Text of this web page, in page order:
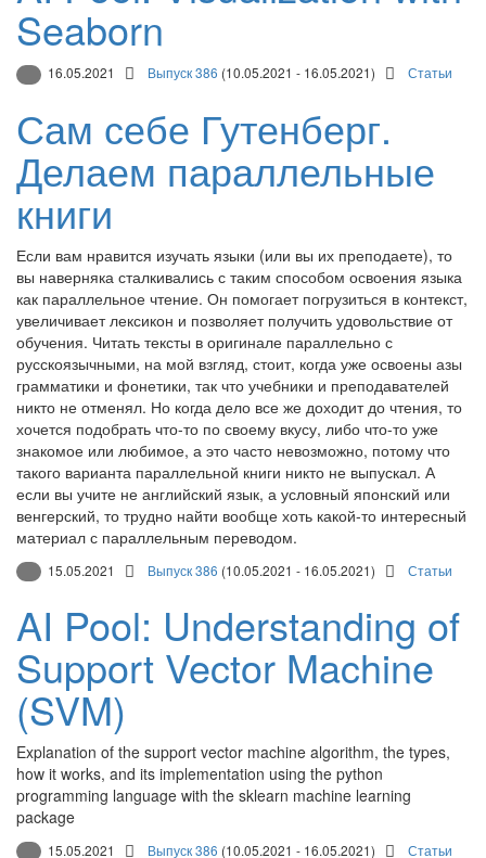
Seaborn
16.05.2021 Выпуск 386 (10.05.2021 - 16.05.2021) Статьи
Сам себе Гутенберг.
Делаем параллельные
книги
Если вам нравится изучать языки (или вы их преподаете), то
вы наверняка сталкивались с таким способом освоения языка
как параллельное чтение. Он помогает погрузиться в контекст,
увеличивает лексикон и позволяет получить удовольствие от
обучения. Читать тексты в оригинале параллельно с
русскоязычными, на мой взгляд, стоит, когда уже освоены азы
грамматики и фонетики, так что учебники и преподавателей
никто не отменял. Но когда дело все же доходит до чтения, то
хочется подобрать что-то по своему вкусу, либо что-то уже
знакомое или любимое, а это часто невозможно, потому что
такого варианта параллельной книги никто не выпускал. А
если вы учите не английский язык, а условный японский или
венгерский, то трудно найти вообще хоть какой-то интересный
материал с параллельным переводом.
15.05.2021 Выпуск 386 (10.05.2021 - 16.05.2021) Статьи
AI Pool: Understanding of
Support Vector Machine
(SVM)
Explanation of the support vector machine algorithm, the types,
how it works, and its implementation using the python
programming language with the sklearn machine learning
package
15.05.2021 Выпуск 386 (10.05.2021 - 16.05.2021) Статьи